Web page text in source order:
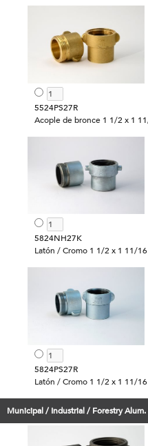
5524PS27R
Acople de bronce 1 1/2 x 1
5824NH27K
Latón / Cromo 1 1/2 x 1 11/
5824PS27R
Latón / Cromo 1 1/2 x 1 11/
Municipal / Industrial / Forestry Alum.